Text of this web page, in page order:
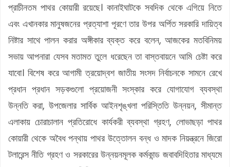
প্রাচীনতম পাথর কোয়ারী রয়েছে। কানাইঘাটকে সবদিক থেকে এগিয়ে নিতে
এবং এখানকার মানুষজনের প্রত্যাশা পূরণে তার উপর অর্পিত সরকারি দায়িত্ব
নিষ্টার সাথে পালন করার অঙ্গীকার ব্যক্ত করে বলেন, আজকের মতবিনিময়
সভায় আপনারা যেসব মতামত তুলে ধরেছেন তা বাস্তবায়নে আমি চেষ্টা করে
যাবো। বিশেষ করে আগামী ত্রয়োদ্বশ জাতীয় সংসদ নির্বাচনকে সামনে রেখে
প্রধান প্রধান সড়কগুলো প্রয়োজনী সংস্কার করে যোগাযোগ ব্যবস্থা
উন্নতি করা, উপজেলার সার্বিক আইনশৃঙ্খলা পরিস্তিতি উন্নয়ন, সীমান্ত
এলাকায় চোরাচালান প্রতিরোধে কার্যকরী ব্যবস্থা গ্রহণ, লোভাছড়া পাথর
কোয়ারী থেকে অবৈধ পন্থায় পাথর উত্তোলন বন্ধ ও মাদক নিয়ন্ত্রনে জিরো
টলারেন্স নীতি গ্রহণ ও সরকারের উন্নয়নমূলক কর্মকান্ড জবাবদিহিতার মাধ্যমে